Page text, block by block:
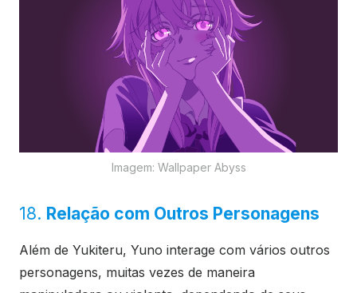
Imagem: Wallpaper Abyss
18. Relação com Outros Personagens
Além de Yukiteru, Yuno interage com vários outros
personagens, muitas vezes de maneira